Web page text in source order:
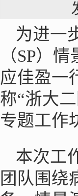
为进一
（SP）
应佳盈一
称“浙大
专题工作
本次工
团队围绕